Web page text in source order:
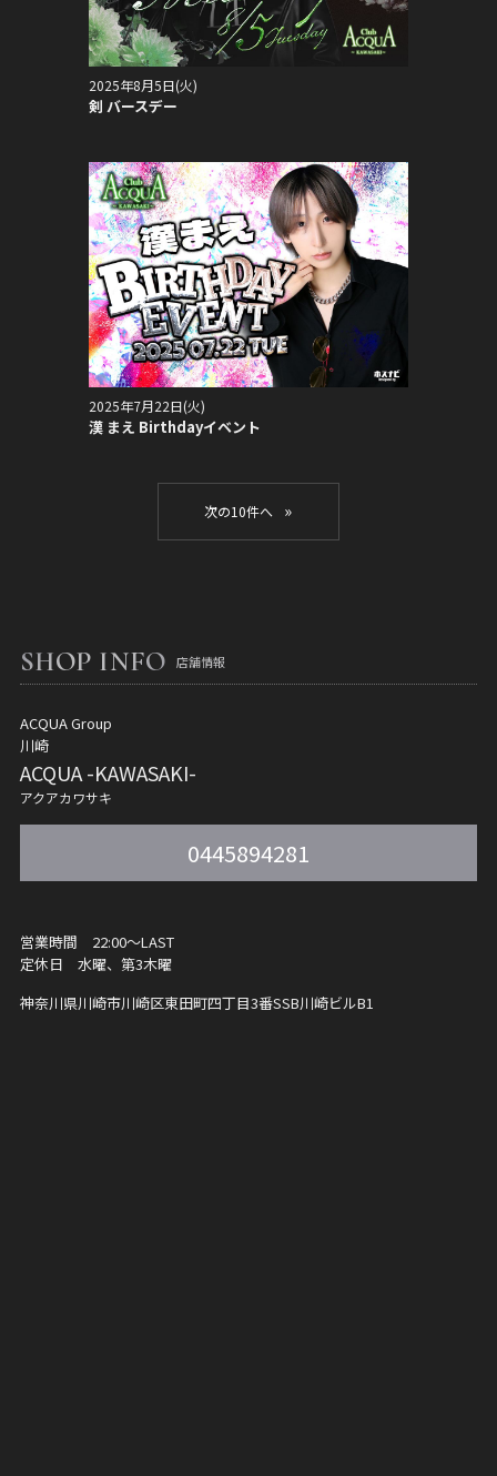
2025年8月5日(火)
剣 バースデー
2025年7月22日(火)
漢 まえ Birthdayイベント
»
SHOP INFO 店舗情報
ACQUA Group
川崎
ACQUA -KAWASAKI-
アクアカワサキ
0445894281
営業時間 22:00〜LAST
定休日 水曜、第3木曜
神奈川県川崎市川崎区東田町四丁目3番SSB川崎ビルB1